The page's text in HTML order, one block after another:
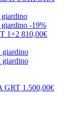
-19%
1+2 810,00€
GRT 1.500,00€